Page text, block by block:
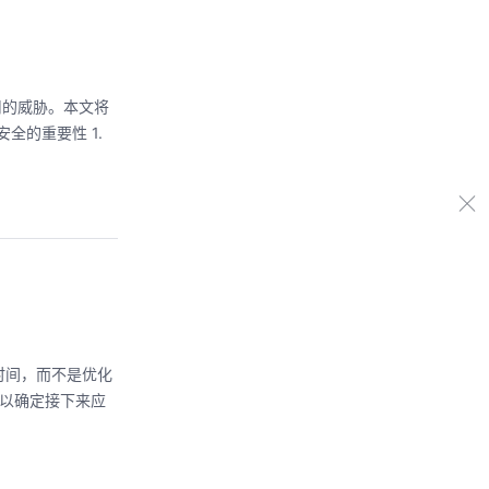
威胁。本文将
全的重要性 1.
，而不是优化
确定接下来应